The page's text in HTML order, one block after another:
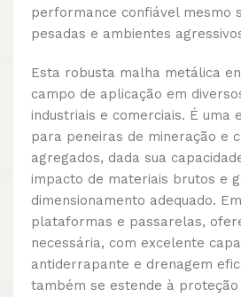
performance confiável mesmo
pesadas e ambientes
Esta robusta malha metálica
campo de aplicação em
industriais e comerciais. É uma
para peneiras de mineração e
agregados, dada sua
impacto de materiais brutos e
dimensionamento adequado.
plataformas e passarelas,
necessária, com excelente
antiderrapante e drenagem
também se estende à proteção